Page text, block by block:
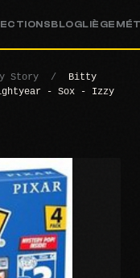
BLOGLIÈGE
Story /
Bitty
- Sox - Izzy